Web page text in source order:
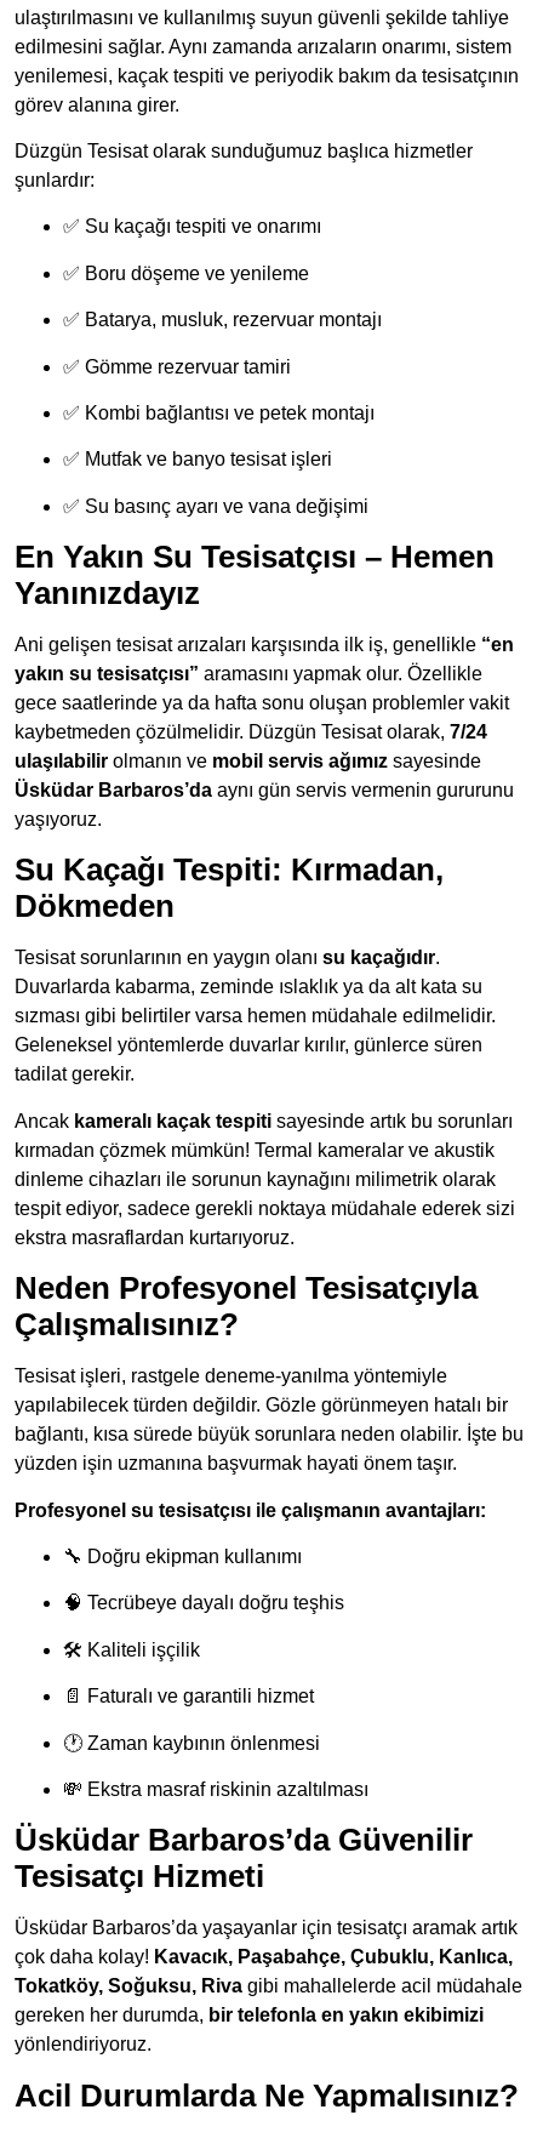
ulaştırılmasını ve kullanılmış suyun güvenli şekilde tahliye
edilmesini sağlar. Aynı zamanda arızaların onarımı, sistem
yenilemesi, kaçak tespiti ve periyodik bakım da tesisatçının
görev alanına girer.
Düzgün Tesisat olarak sunduğumuz başlıca hizmetler
şunlardır:
✅ Su kaçağı tespiti ve onarımı
✅ Boru döşeme ve yenileme
✅ Batarya, musluk, rezervuar montajı
✅ Gömme rezervuar tamiri
✅ Kombi bağlantısı ve petek montajı
✅ Mutfak ve banyo tesisat işleri
✅ Su basınç ayarı ve vana değişimi
En Yakın Su Tesisatçısı – Hemen
Yanınızdayız
Ani gelişen tesisat arızaları karşısında ilk iş, genellikle “en
yakın su tesisatçısı” aramasını yapmak olur. Özellikle
gece saatlerinde ya da hafta sonu oluşan problemler vakit
kaybetmeden çözülmelidir. Düzgün Tesisat olarak, 7/24
ulaşılabilir olmanın ve mobil servis ağımız sayesinde
Üsküdar Barbaros’da aynı gün servis vermenin gururunu
yaşıyoruz.
Su Kaçağı Tespiti: Kırmadan,
Dökmeden
Tesisat sorunlarının en yaygın olanı su kaçağıdır.
Duvarlarda kabarma, zeminde ıslaklık ya da alt kata su
sızması gibi belirtiler varsa hemen müdahale edilmelidir.
Geleneksel yöntemlerde duvarlar kırılır, günlerce süren
tadilat gerekir.
Ancak kameralı kaçak tespiti sayesinde artık bu sorunları
kırmadan çözmek mümkün! Termal kameralar ve akustik
dinleme cihazları ile sorunun kaynağını milimetrik olarak
tespit ediyor, sadece gerekli noktaya müdahale ederek sizi
ekstra masraflardan kurtarıyoruz.
Neden Profesyonel Tesisatçıyla
Çalışmalısınız?
Tesisat işleri, rastgele deneme-yanılma yöntemiyle
yapılabilecek türden değildir. Gözle görünmeyen hatalı bir
bağlantı, kısa sürede büyük sorunlara neden olabilir. İşte bu
yüzden işin uzmanına başvurmak hayati önem taşır.
Profesyonel su tesisatçısı ile çalışmanın avantajları:
🔧 Doğru ekipman kullanımı
🧠 Tecrübeye dayalı doğru teşhis
🛠 Kaliteli işçilik
📄 Faturalı ve garantili hizmet
🕐 Zaman kaybının önlenmesi
💸 Ekstra masraf riskinin azaltılması
Üsküdar Barbaros’da Güvenilir
Tesisatçı Hizmeti
Üsküdar Barbaros’da yaşayanlar için tesisatçı aramak artık
çok daha kolay! Kavacık, Paşabahçe, Çubuklu, Kanlıca,
Tokatköy, Soğuksu, Riva gibi mahallelerde acil müdahale
gereken her durumda, bir telefonla en yakın ekibimizi
yönlendiriyoruz.
Acil Durumlarda Ne Yapmalısınız?